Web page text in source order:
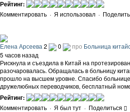
Рейтинг:
Комментировать · Я использовал ·
Елена Арсеева 2 0 про Больница
5 часов назад
Рискнула и съездила в Китай на
разочаровалась. Обращалась в больницу
прошло на высшем уровне. Спасибо больнице
дружелюбных переводчиков, бесплатный
Рейтинг:
Комментировать · Я был тут · Поделиться